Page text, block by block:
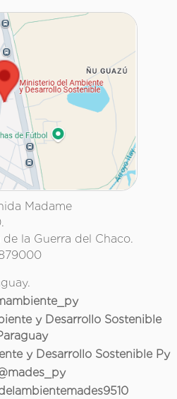
Madame
de la Guerra del Chaco.
y Desarrollo Sostenible
y Desarrollo Sostenible Py